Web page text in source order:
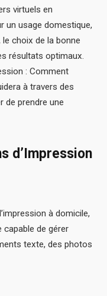
virtuels en
un usage domestique,
choix de la bonne
résultats optimaux.
: Comment
à travers des
de prendre une
d’Impression
à domicile,
capable de gérer
texte, des photos